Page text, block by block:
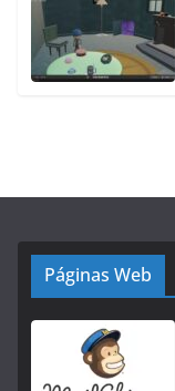
Páginas Web